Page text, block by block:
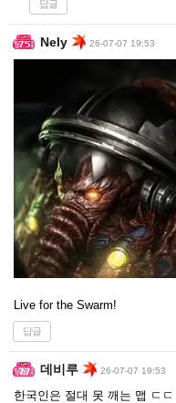
답글
Nely 26-07-07 19:53
Live for the Swarm!
답글
데비루 26-07-07 19:53
한국인은 절대 못 깨는 맵 ㄷㄷ